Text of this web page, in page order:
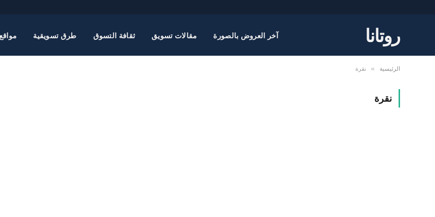
روتانا آخر العروض بالصورة مقالات تسويق ثقافة التسوق طرق تسويقية
الرئيسية » نقرة
نقرة